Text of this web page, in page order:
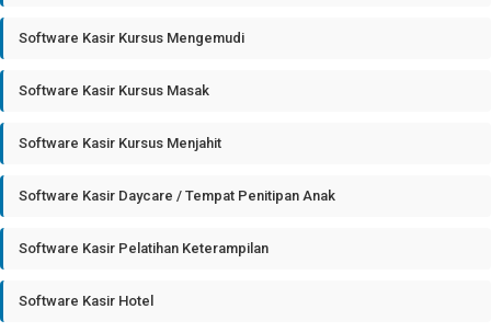
Software Kasir Kursus Mengemudi
Software Kasir Kursus Masak
Software Kasir Kursus Menjahit
Software Kasir Daycare / Tempat Penitipan Anak
Software Kasir Pelatihan Keterampilan
Software Kasir Hotel